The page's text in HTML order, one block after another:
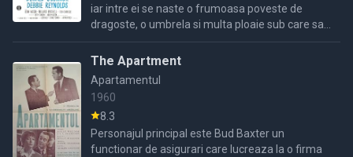
iar intre ei se naste o frumoasa poveste de
dragoste, o umbrela si multa ploaie sub care sa
canti. Un film vesel si plin de carisma...
The Apartment
Apartamentul
1960
8.3
Personajul principal este Bud Baxter un
functionar de asigurari care lucreaza la o firma